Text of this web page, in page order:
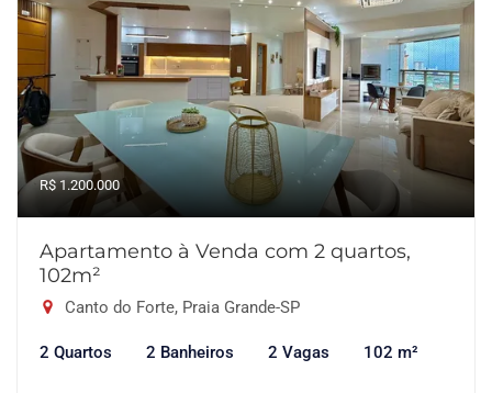
R$ 1.200.000
Apartamento à Venda com 2 quartos,
102m²
Canto do Forte, Praia Grande-SP
2 Quartos 2 Banheiros 2 Vagas 102 m²